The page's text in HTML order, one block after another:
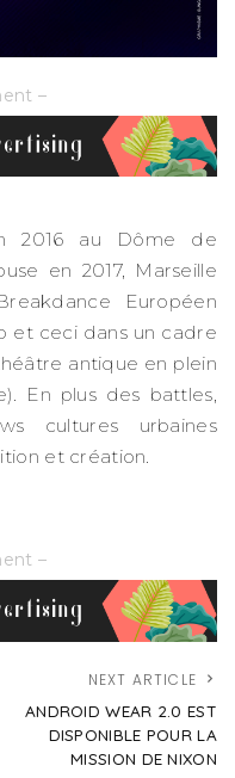
–
2016 au Dôme de
en 2017, Marseille
Européen
et ceci dans un cadre
antique en plein
En plus des battles,
cultures urbaines
et création.
–
NEXT ARTICLE
ANDROID WEAR 2.0 EST
DISPONIBLE POUR LA
MISSION DE NIXON